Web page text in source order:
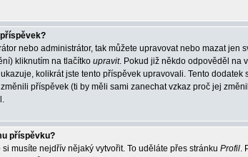
nebo administrátor, tak můžete upravovat nebo mazat jen
kliknutím na tlačítko upravit. Pokud již někdo odpověděl na
kolikrát jste tento příspěvek upravovali. Tento
příspěvek (ti by měli sami zanechat vzkaz proč jej
příspěvku?
musíte nejdřív nějaký vytvořit. To uděláte přes stránku Profil.